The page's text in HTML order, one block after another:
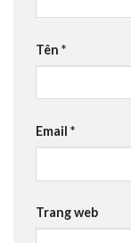
Tên *
Email *
Trang web